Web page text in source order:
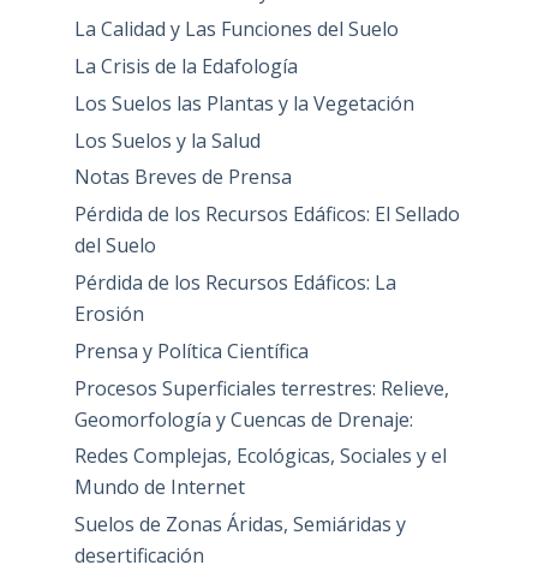
La Calidad y Las Funciones del Suelo
La Crisis de la Edafología
Los Suelos las Plantas y la Vegetación
Los Suelos y la Salud
Notas Breves de Prensa
Pérdida de los Recursos Edáficos: El Sellado
del Suelo
Pérdida de los Recursos Edáficos: La
Erosión
Prensa y Política Científica
Procesos Superficiales terrestres: Relieve,
Geomorfología y Cuencas de Drenaje:
Redes Complejas, Ecológicas, Sociales y el
Mundo de Internet
Suelos de Zonas Áridas, Semiáridas y
desertificación